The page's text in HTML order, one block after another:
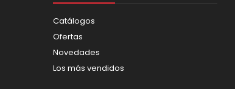
Catálogos
Ofertas
Novedades
Los más vendidos